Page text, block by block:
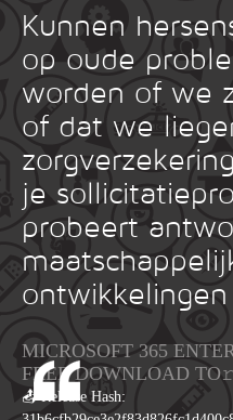
Kunnen
op oude
worden of we
of dat we
je
probeert
MICROSOFT 365
FRЕЕ DOWNLOAD
📤 Release Hash: